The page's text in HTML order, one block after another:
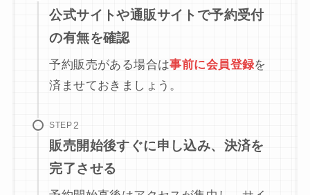
公式サイトや通販サイトで予約受付
の有無を確認
予約販売がある場合は事前に会員登録を
済ませておきましょう。
STEP
販売開始後すぐに申し込み、決済を
完了させる